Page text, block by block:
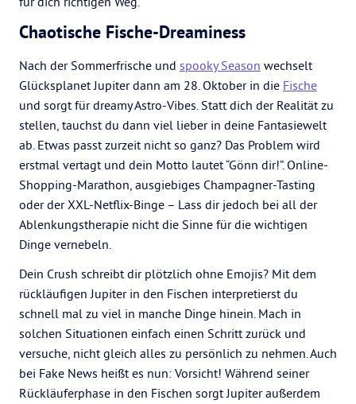
Chaotische Fische-Dreaminess
Nach der Sommerfrische und spooky Season wechselt
Glücksplanet Jupiter dann am 28. Oktober in die Fische
und sorgt für dreamy Astro-Vibes. Statt dich der Realität zu
stellen, tauchst du dann viel lieber in deine Fantasiewelt
ab. Etwas passt zurzeit nicht so ganz? Das Problem wird
erstmal vertagt und dein Motto lautet “Gönn dir!”. Online-
Shopping-Marathon, ausgiebiges Champagner-Tasting
oder der XXL-Netflix-Binge – Lass dir jedoch bei all der
Ablenkungstherapie nicht die Sinne für die wichtigen
Dinge vernebeln.
Dein Crush schreibt dir plötzlich ohne Emojis? Mit dem
rückläufigen Jupiter in den Fischen interpretierst du
schnell mal zu viel in manche Dinge hinein. Mach in
solchen Situationen einfach einen Schritt zurück und
versuche, nicht gleich alles zu persönlich zu nehmen. Auch
bei Fake News heißt es nun: Vorsicht! Während seiner
Rückläuferphase in den Fischen sorgt Jupiter außerdem